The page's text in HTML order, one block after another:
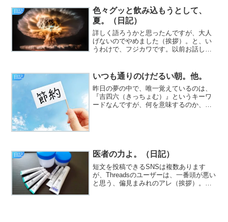
皆様いかがお過ごしでしょうか。今日の
エントリは、「ハロワなど...
日記
色々グッと飲み込もうとして、
夏。（日記）
詳しく語ろうかと思ったんですが、大人
げないのでやめました（挨拶）。と、い
うわけで、フジカワです。以前お話しし
というべきか、残高が貯まっても払い戻
しが出来ない仕様ら...
日記 いつも通りのけだるい朝。他。
昨日の夢の中で、唯一覚えているのは、
『吉四六（きっちょむ）』というキーワ
ードなんですが、何を意味するのか、ま
日記 医者の力よ。（日記）
短文を投稿できるSNSは複数あります
が、Threadsのユーザーは、一番頭が悪い
と思う、偏見まみれのアレ（挨拶）。